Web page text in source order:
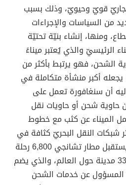
قويّ وحيويّ، وذلك بسبب
من السياسات والإجراءات
ومنها، إنشاء بنيّة تحتيّة
الرئيسيّ والذي يُعتبر ميناءً
الشحن، فهو يرتبط بأكثر من
يجعله أكبر منشأة متكاملة في
أن سنغافورة تعمل على
ل 65 مليون حاوية شحن أو حاويات نقل
2030م، وعَمل الميناء عن كثب مع خطوط
شبكات النقل البحريّ كثافة في
العالم، ومن الجانب الآخر يستقبل مطار تشانجي 6,800 رحلة
جوية خلال الأسبوع إلى 330 مدينة حول العالم، والذي يضم
المسؤول عن خدمات الشحن